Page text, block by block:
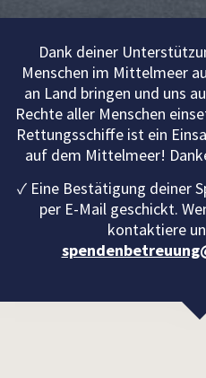
Dank deiner
Menschen im Mittelmeer
an Land bringen und uns
Rechte aller Menschen
Rettungsschiffe ist ein
auf dem Mittelmeer!
✓ Eine Bestätigung deiner
per E-Mail geschickt.
kontaktiere